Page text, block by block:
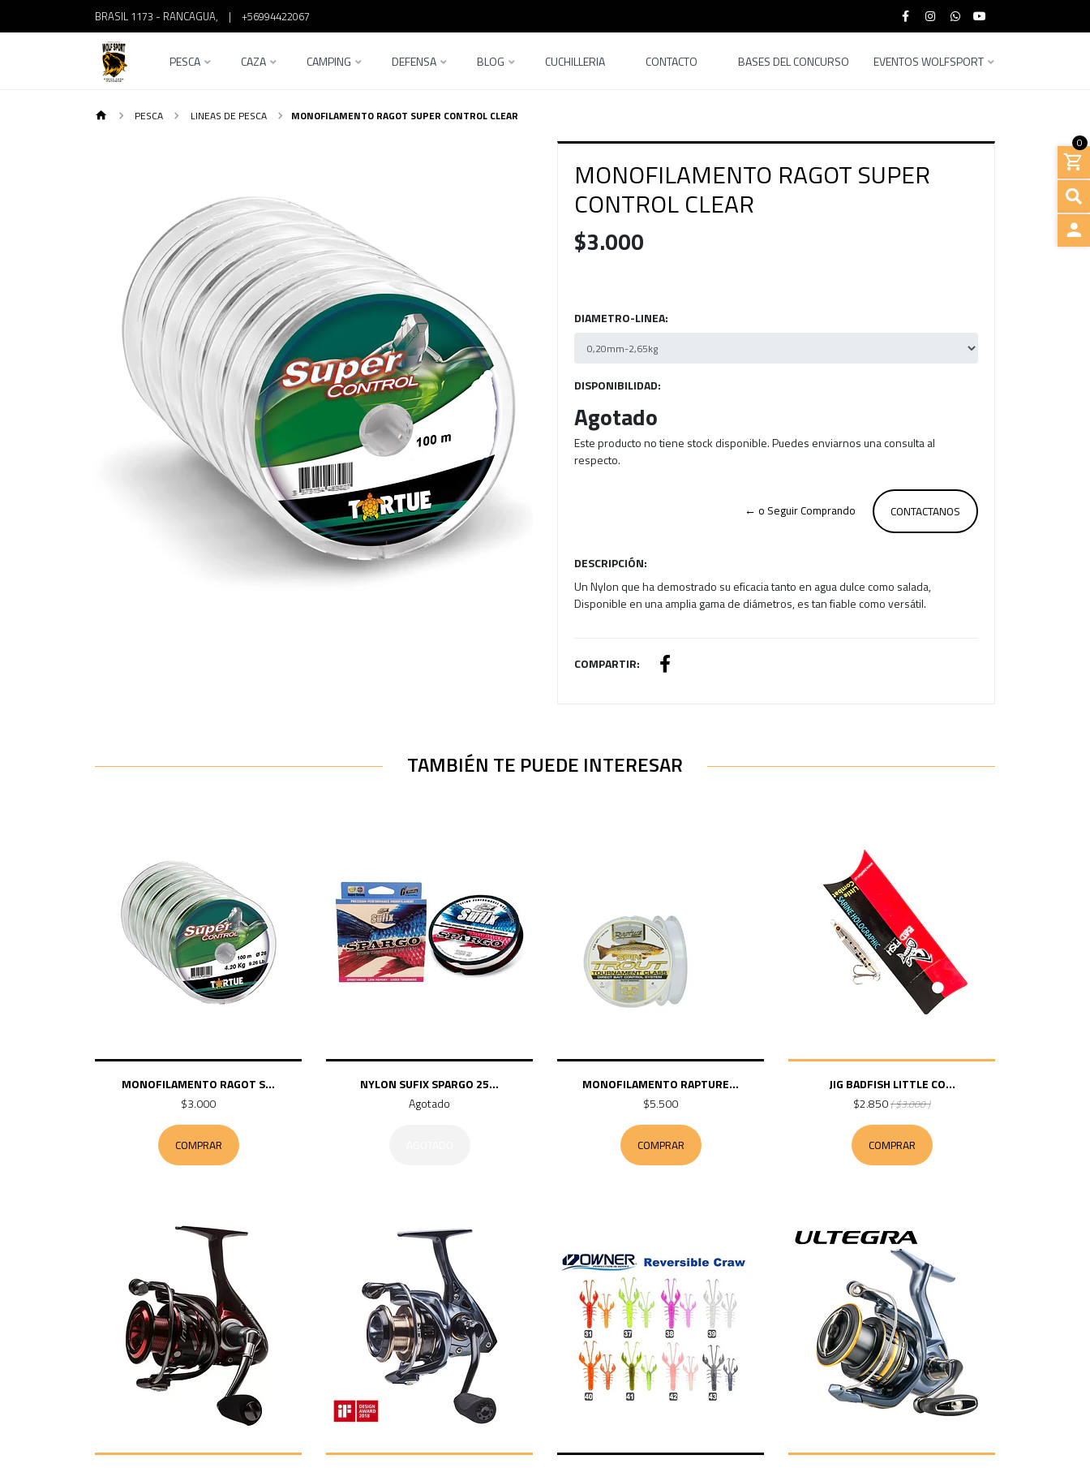
BRASIL 1173 - RANCAGUA, | +56994422067
PESCA CAZA CAMPING DEFENSA BLOG CUCHILLERIA CONTACTO BASES DEL CONCURSO EVENTOS WOLFSPORT
0
PESCA LINEAS DE PESCA MONOFILAMENTO RAGOT SUPER CONTROL CLEAR
MONOFILAMENTO RAGOT SUPER
CONTROL CLEAR
$3.000
DIAMETRO-LINEA:
DISPONIBILIDAD:
Agotado
Este producto no tiene stock disponible. Puedes enviarnos una consulta al
respecto.
CONTACTANOS
← o Seguir Comprando
DESCRIPCIÓN:
Un Nylon que ha demostrado su eficacia tanto en agua dulce como salada,
Disponible en una amplia gama de diámetros, es tan fiable como versátil.
COMPARTIR:
TAMBIÉN TE PUEDE INTERESAR
MONOFILAMENTO RAGOT S...
$3.000
COMPRAR
NYLON SUFIX SPARGO 25...
Agotado
MONOFILAMENTO RAPTURE...
$5.500
COMPRAR
JIG BADFISH LITTLE CO...
$2.850( $3.000 )
COMPRAR